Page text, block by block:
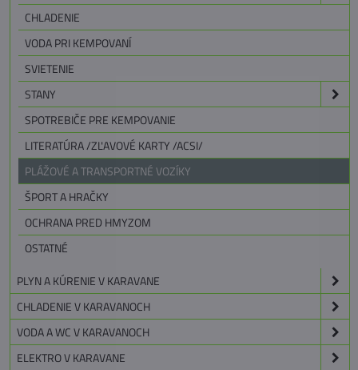
CHLADENIE
VODA PRI KEMPOVANÍ
SVIETENIE
STANY
SPOTREBIČE PRE KEMPOVANIE
LITERATÚRA /ZĽAVOVÉ KARTY /ACSI/
PLÁŽOVÉ A TRANSPORTNÉ VOZÍKY
ŠPORT A HRAČKY
OCHRANA PRED HMYZOM
OSTATNÉ
PLYN A KÚRENIE V KARAVANE
CHLADENIE V KARAVANOCH
VODA A WC V KARAVANOCH
ELEKTRO V KARAVANE